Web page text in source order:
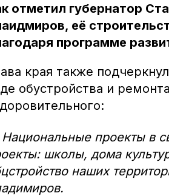
отметил губернатор
её
программе
края также
обустройства и
проекты в
школы, дома
наших